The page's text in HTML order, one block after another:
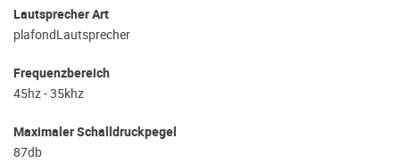
Lautsprecher Art
plafondLautsprecher
Frequenzbereich
45hz - 35khz
Maximaler Schalldruckpegel
87db